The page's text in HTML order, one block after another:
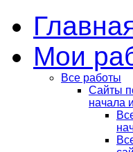
Мои
Все работы
Сайты
начала